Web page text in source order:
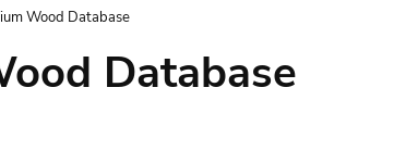
Wood Database
Database